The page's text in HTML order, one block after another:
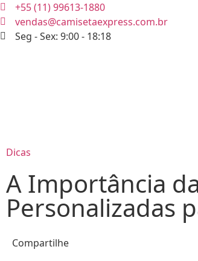
+55 (11) 99613-1880
vendas@camisetaexpress.com.br
Seg - Sex: 9:00 - 18:18
Dicas
A Importância
Personalizadas
Compartilhe